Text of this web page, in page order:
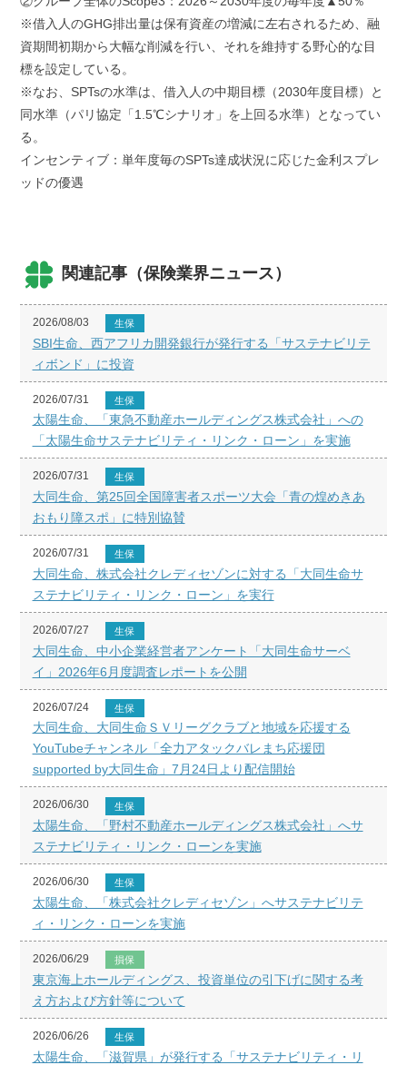
※借入人のGHG排出量は保有資産の増減に左右されるため、融
資期間初期から大幅な削減を行い、それを維持する野心的な目
標を設定している。
※なお、SPTsの水準は、借入人の中期目標（2030年度目標）と
同水準（パリ協定「1.5℃シナリオ」を上回る水準）となってい
る。
インセンティブ：単年度毎のSPTs達成状況に応じた金利スプレ
ッドの優遇
関連記事（保険業界ニュース）
2026/08/03 生保
SBI生命、西アフリカ開発銀行が発行する「サステナビリテ
ィボンド」に投資
2026/07/31 生保
太陽生命、「東急不動産ホールディングス株式会社」への
「太陽生命サステナビリティ・リンク・ローン」を実施
2026/07/31 生保
大同生命、第25回全国障害者スポーツ大会「青の煌めきあ
おもり障スポ」に特別協賛
2026/07/31 生保
大同生命、株式会社クレディセゾンに対する「大同生命サ
ステナビリティ・リンク・ローン」を実行
2026/07/27 生保
大同生命、中小企業経営者アンケート「大同生命サーベ
イ」2026年6月度調査レポートを公開
2026/07/24 生保
大同生命、大同生命ＳＶリーグクラブと地域を応援する
YouTubeチャンネル「全力アタックバレまち応援団
supported by大同生命」7月24日より配信開始
2026/06/30 生保
太陽生命、「野村不動産ホールディングス株式会社」へサ
ステナビリティ・リンク・ローンを実施
2026/06/30 生保
太陽生命、「株式会社クレディセゾン」へサステナビリテ
ィ・リンク・ローンを実施
2026/06/29 損保
東京海上ホールディングス、投資単位の引下げに関する考
え方および方針等について
2026/06/26 生保
太陽生命、「滋賀県」が発行する「サステナビリティ・リ